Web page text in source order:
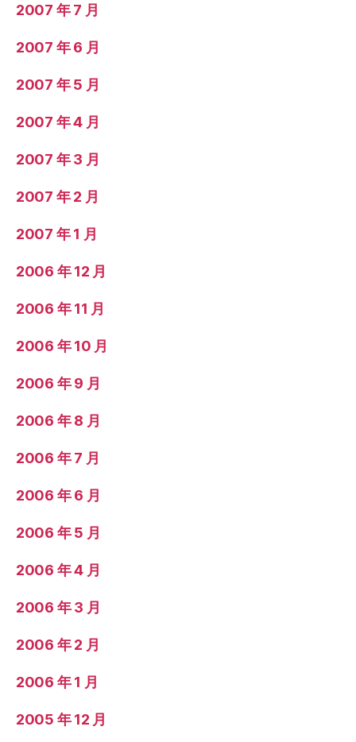
2007 年 7 月
2007 年 6 月
2007 年 5 月
2007 年 4 月
2007 年 3 月
2007 年 2 月
2007 年 1 月
2006 年 12 月
2006 年 11 月
2006 年 10 月
2006 年 9 月
2006 年 8 月
2006 年 7 月
2006 年 6 月
2006 年 5 月
2006 年 4 月
2006 年 3 月
2006 年 2 月
2006 年 1 月
2005 年 12 月